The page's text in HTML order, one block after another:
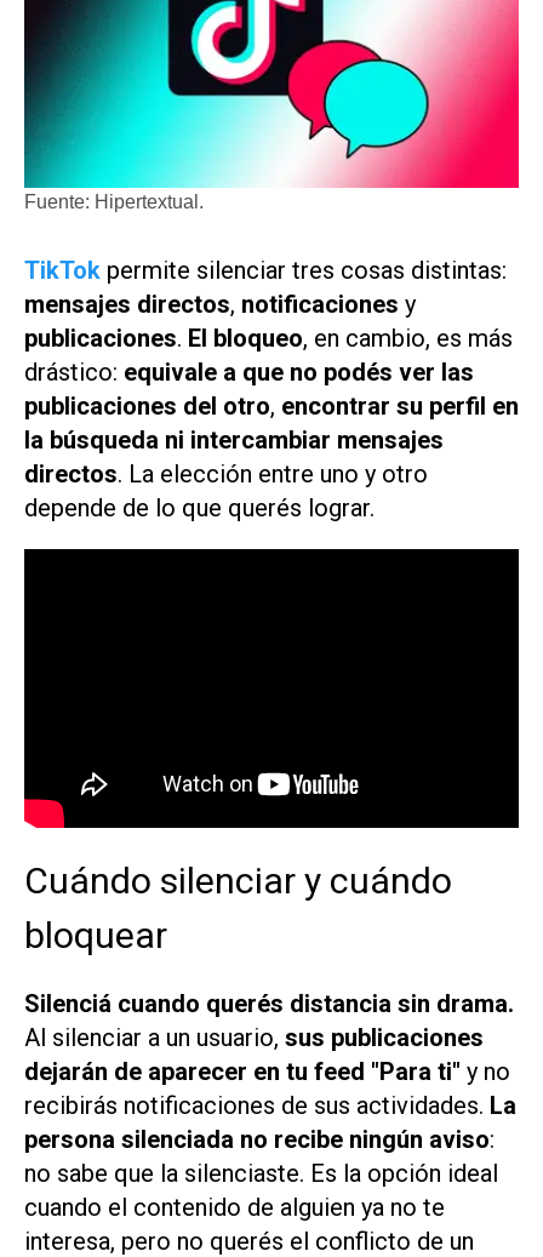
Fuente: Hipertextual.
TikTok permite silenciar tres cosas distintas:
mensajes directos, notificaciones y
publicaciones. El bloqueo, en cambio, es más
drástico: equivale a que no podés ver las
publicaciones del otro, encontrar su perfil en
la búsqueda ni intercambiar mensajes
directos. La elección entre uno y otro
depende de lo que querés lograr.
Cuándo silenciar y cuándo
bloquear
Silenciá cuando querés distancia sin drama.
Al silenciar a un usuario, sus publicaciones
dejarán de aparecer en tu feed "Para ti" y no
recibirás notificaciones de sus actividades. La
persona silenciada no recibe ningún aviso:
no sabe que la silenciaste. Es la opción ideal
cuando el contenido de alguien ya no te
interesa, pero no querés el conflicto de un